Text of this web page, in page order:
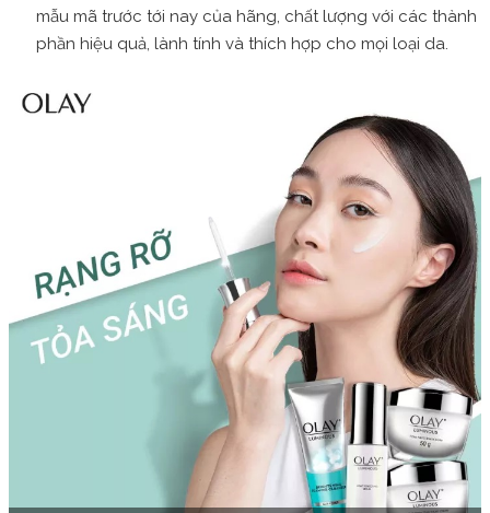
mẫu mã trước tới nay của hãng, chất lượng với các thành
phần hiệu quả, lành tính và thích hợp cho mọi loại da.